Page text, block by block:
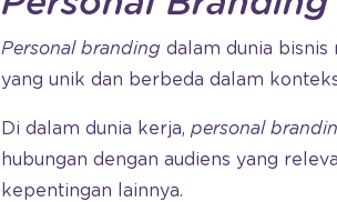
Personal branding dalam dunia
yang unik dan berbeda dalam
Di dalam dunia kerja, personal
hubungan dengan audiens yang
kepentingan lainnya.